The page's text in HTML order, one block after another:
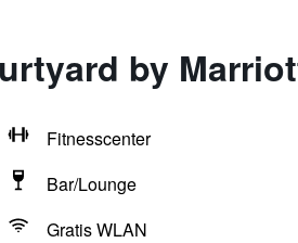
by
Fitnesscenter
Bar/Lounge
Gratis WLAN